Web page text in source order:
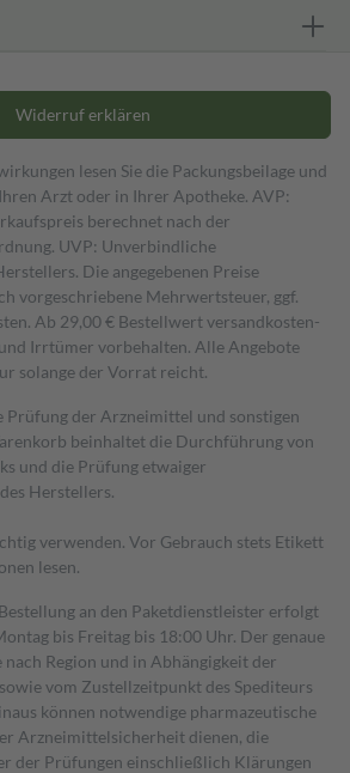
Widerruf erklären
lesen Sie die Packungsbeilage und
Arzt oder in Ihrer Apotheke. AVP:
berechnet nach der
UVP: Unverbindliche
Die angegebenen Preise
vorgeschriebene Mehrwertsteuer, ggf.
Ab 29,00 € Bestell­wert versand­kosten­
Irrtümer vorbehalten. Alle Angebote
solange der Vorrat reicht.
Prüfung der Arzneimittel und sonstigen
beinhaltet die Durchführung von
und die Prüfung etwaiger
Herstellers.
verwenden. Vor Gebrauch stets Etikett
lesen.
an den Paketdienstleister erfolgt
bis Freitag bis 18:00 Uhr. Der genaue
Region und in Abhängigkeit der
vom Zustellzeitpunkt des Spediteurs
können notwendige pharmazeutische
Arzneimittelsicherheit dienen, die
der Prüfungen einschließlich Klärungen